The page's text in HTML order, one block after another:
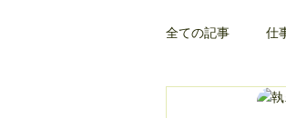
全ての記事 仕